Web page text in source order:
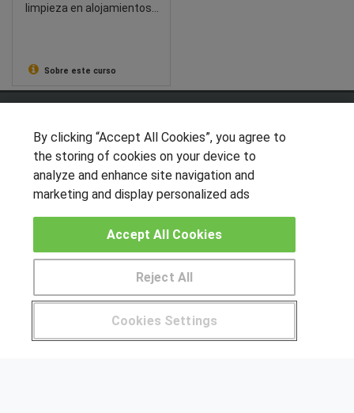
limpieza en alojamientos
Sobre este curso
Pide más información al centro
¿Tienes alguna duda? 900 264 357
OTROS GRUPOS DE INTERES
Muro de los idiomas
Hablemos de empleo
CENTROS DE FORMACIÓN
Publicar cursos
By clicking “Accept All Cookies”, you agree to
the storing of cookies on your device to
analyze and enhance site navigation and
marketing and display personalized ads
Cookies Settings
Reject All
Accept All Cookies